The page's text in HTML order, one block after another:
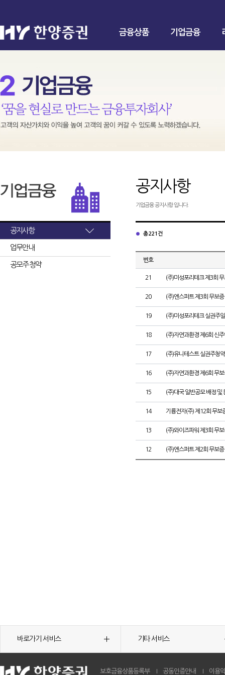
금융상품 기업금융
공지사항
업무안내
공모주 청약
공지사항
기업금융 공지사항 입니다.
총 221건
번호
21 (주)미성포리테크 제3회
20 (주)엔스퍼트 제3회 무보
19 (주)미성포리테크 실권주
18 (주)자연과환경 제6회 신
17 (주)유니테스트 실권주청
16 (주)자연과환경 제6회 무
15 (주)대국 일반공모 배정 및
14 기륭전자(주) 제12회 무보
13 (주)와이즈파워 제3회 무
12 (주)엔스퍼트 제2회 무보
바로가기 서비스 기타 서비스
보호금융상품등록부 공동인증안내 이용